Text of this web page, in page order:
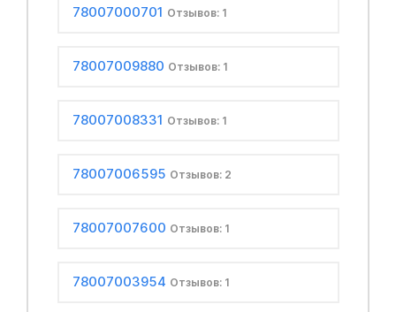
78007000701 Отзывов: 1
78007009880 Отзывов: 1
78007008331 Отзывов: 1
78007006595 Отзывов: 2
78007007600 Отзывов: 1
78007003954 Отзывов: 1